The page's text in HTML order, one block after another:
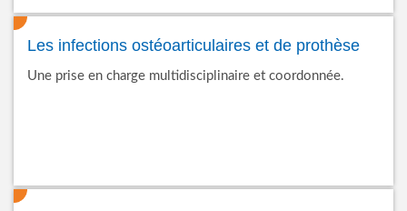
Les infections ostéoarticulaires et de prothèse
Une prise en charge multidisciplinaire et coordonnée.